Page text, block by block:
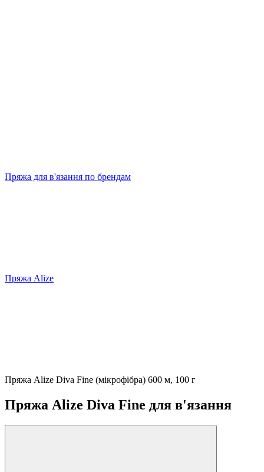
Пряжа для в'язання по брендам
Пряжа Alize
Пряжа Alize Diva Fine (мікрофібра) 600 м, 100 г
Пряжа Alize Diva Fine для в'язання